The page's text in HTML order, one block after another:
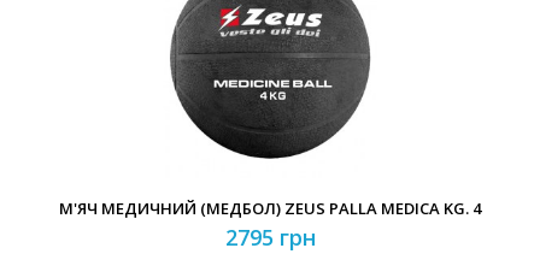
М'ЯЧ МЕДИЧНИЙ (МЕДБОЛ) ZEUS PALLA MEDICA KG. 4
2795 грн